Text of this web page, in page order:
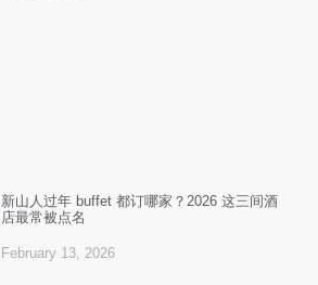
新山人过年 buffet 都订哪家？2026 这三间酒
店最常被点名
February 13, 2026